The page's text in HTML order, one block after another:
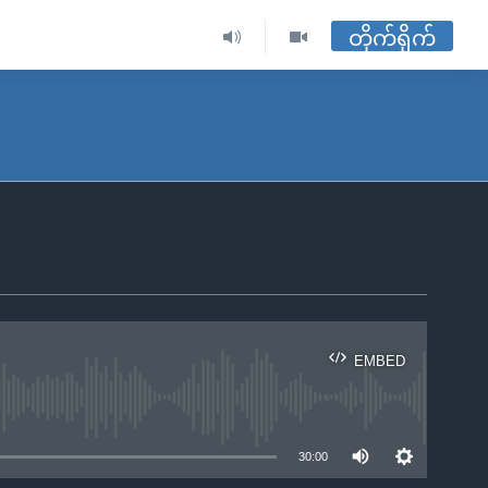
တိုက်ရိုက်
EMBED
30:00